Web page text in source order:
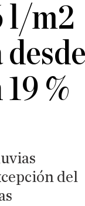
l/m2
%
del